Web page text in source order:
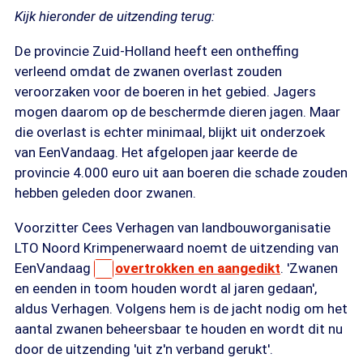
Kijk hieronder de uitzending terug:
De provincie Zuid-Holland heeft een ontheffing
verleend omdat de zwanen overlast zouden
veroorzaken voor de boeren in het gebied. Jagers
mogen daarom op de beschermde dieren jagen. Maar
die overlast is echter minimaal, blijkt uit onderzoek
van EenVandaag. Het afgelopen jaar keerde de
provincie 4.000 euro uit aan boeren die schade zouden
hebben geleden door zwanen.
Voorzitter Cees Verhagen van landbouworganisatie
LTO Noord Krimpenerwaard noemt de uitzending van
EenVandaag
overtrokken en aangedikt. 'Zwanen
en eenden in toom houden wordt al jaren gedaan',
aldus Verhagen. Volgens hem is de jacht nodig om het
aantal zwanen beheersbaar te houden en wordt dit nu
door de uitzending 'uit z'n verband gerukt'.